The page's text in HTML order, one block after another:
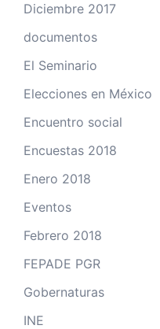
Diciembre 2017
documentos
El Seminario
Elecciones en México
Encuentro social
Encuestas 2018
Enero 2018
Eventos
Febrero 2018
FEPADE PGR
Gobernaturas
INE